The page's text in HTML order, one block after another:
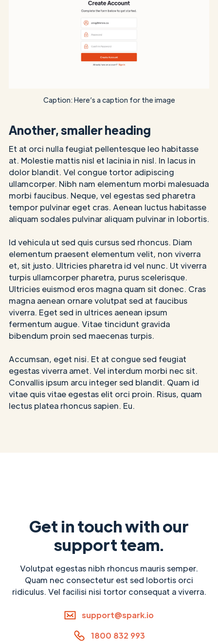
Caption: Here’s a caption for the image
Another, smaller heading
Et at orci nulla feugiat pellentesque leo habitasse
at. Molestie mattis nisl et lacinia in nisl. In lacus in
dolor blandit. Vel congue tortor adipiscing
ullamcorper. Nibh nam elementum morbi malesuada
morbi faucibus. Neque, vel egestas sed pharetra
tempor pulvinar eget cras. Aenean luctus habitasse
aliquam sodales pulvinar aliquam pulvinar in lobortis.
Id vehicula ut sed quis cursus sed rhoncus. Diam
elementum praesent elementum velit, non viverra
et, sit justo. Ultricies pharetra id vel nunc. Ut viverra
turpis ullamcorper pharetra, purus scelerisque.
Ultricies euismod eros magna quam sit donec. Cras
magna aenean ornare volutpat sed at faucibus
viverra. Eget sed in ultrices aenean ipsum
fermentum augue. Vitae tincidunt gravida
bibendum proin sed maecenas turpis.
Accumsan, eget nisi. Et at congue sed feugiat
egestas viverra amet. Vel interdum morbi nec sit.
Convallis ipsum arcu integer sed blandit. Quam id
vitae quis vitae egestas elit orci proin. Risus, quam
lectus platea rhoncus sapien. Eu.
Get in touch with our
support team.
Volutpat egestas nibh rhoncus mauris semper.
Quam nec consectetur est sed lobortis orci
ridiculus. Vel facilisi nisi tortor consequat a viverra.
support@spark.io
1800 832 993